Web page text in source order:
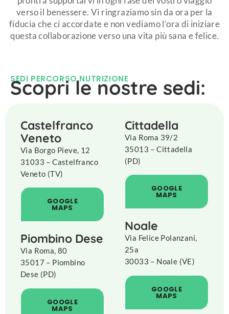
verso il benessere. Vi ringraziamo sin da ora per la
fiducia che ci accordate e non vediamo l’ora di iniziare
questa collaborazione verso una vita più sana e felice.
SEDI PERCORSO NUTRIZIONE
Scopri le nostre sedi:
Castelfranco
Veneto
Via Borgo Pieve, 12
31033 – Castelfranco
Veneto (TV)
GOOGLE
MAPS
Piombino Dese
Via Roma, 80
35017 – Piombino
Dese (PD)
GOOGLE
MAPS
Cittadella
Via Roma 39/2
35013 – Cittadella
(PD)
GOOGLE
MAPS
Noale
Via Felice Polanzani,
25a
30033 – Noale (VE)
GOOGLE
MAPS